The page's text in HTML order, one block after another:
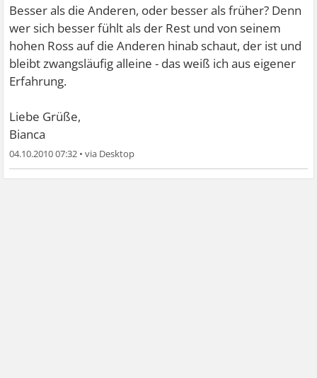
Besser als die Anderen, oder besser als früher? Denn
wer sich besser fühlt als der Rest und von seinem
hohen Ross auf die Anderen hinab schaut, der ist und
bleibt zwangsläufig alleine - das weiß ich aus eigener
Erfahrung.
Liebe Grüße,
Bianca
04.10.2010 07:32 •